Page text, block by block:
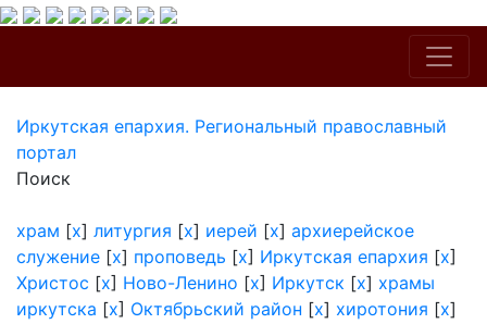
Иркутская епархия. Региональный православный
портал
Поиск
храм [x] литургия [x] иерей [x] архиерейское
служение [x] проповедь [x] Иркутская епархия [x]
Христос [x] Ново-Ленино [x] Иркутск [x] храмы
иркутска [x] Октябрьский район [x] хиротония [x]